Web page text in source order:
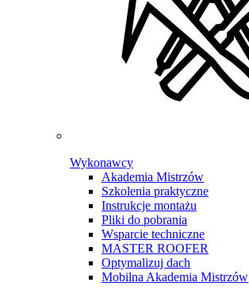
Wykonawcy
Akademia Mistrzów
Szkolenia praktyczne
Instrukcje montażu
Pliki do pobrania
Wsparcie techniczne
MASTER ROOFER
Optymalizuj dach
Mobilna Akademia Mistrzów